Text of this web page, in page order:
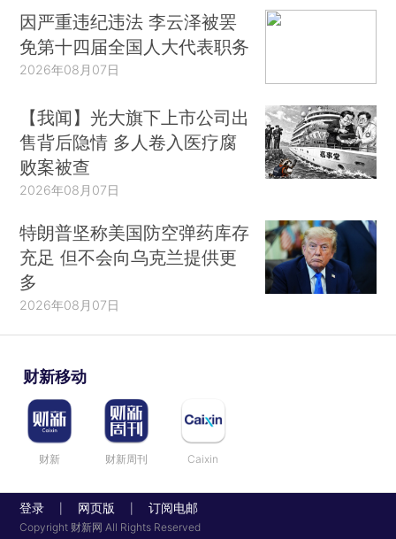
因严重违纪违法 李云泽被罢
免第十四届全国人大代表职务
2026年08月07日
【我闻】光大旗下上市公司出
售背后隐情 多人卷入医疗腐
败案被查
2026年08月07日
特朗普坚称美国防空弹药库存
充足 但不会向乌克兰提供更
多
2026年08月07日
财新移动
财新 财新周刊 Caixin
登录 网页版 订阅电邮
Copyright 财新网 All Rights Reserved